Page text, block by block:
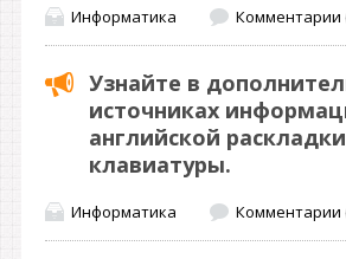
Информатика Комментарии
Узнайте в
источниках
английской раскладки
клавиатуры.
Информатика Комментарии